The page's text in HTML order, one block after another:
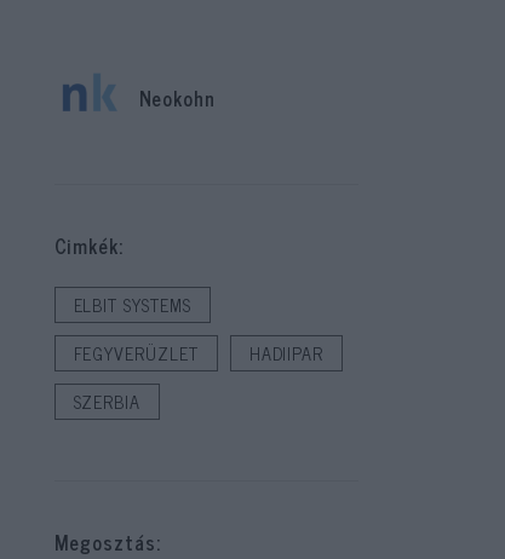
Neokohn
Cimkék:
ELBIT SYSTEMS
FEGYVERÜZLET
HADIIPAR
SZERBIA
Megosztás: